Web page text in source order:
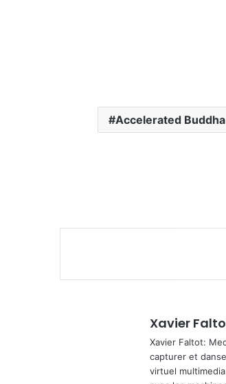
Accelerated Buddha
Xavier
Xavier Faltot:
capturer et
virtuel